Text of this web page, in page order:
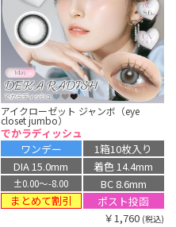
アイクローゼット ジャンボ（eye
closet jumbo）
でかラディッシュ
ワンデー
1箱10枚入り
DIA 15.0mm
着色 14.4mm
±0.00〜-8.00
BC 8.6mm
まとめて割引
ポスト投函
￥1,760 (税込)